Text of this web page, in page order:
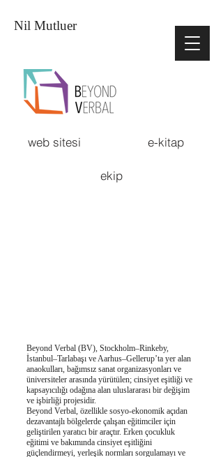
Nil Mutluer
web sitesi e-kitap
ekip
Beyond Verbal (BV), Stockholm–Rinkeby,
İstanbul–Tarlabaşı ve Aarhus–Gellerup’ta yer alan
anaokulları, bağımsız sanat organizasyonları ve
üniversiteler arasında yürütülen; cinsiyet eşitliği ve
kapsayıcılığı odağına alan uluslararası bir değişim
ve işbirliği projesidir.
Beyond Verbal, özellikle sosyo-ekonomik açıdan
dezavantajlı bölgelerde çalışan eğitimciler için
geliştirilen yaratıcı bir araçtır. Erken çocukluk
eğitimi ve bakımında cinsiyet eşitliğini
güçlendirmeyi, yerleşik normları sorgulamayı ve